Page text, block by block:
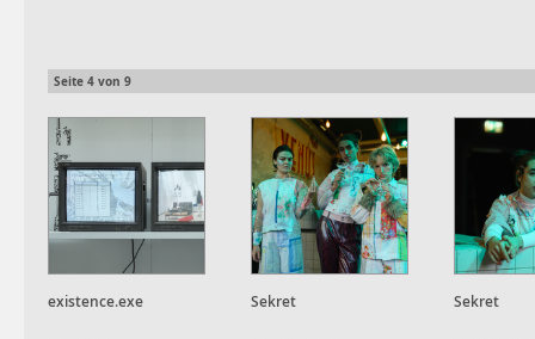
Seite 4 von 9
existence.exe Sekret Sekret